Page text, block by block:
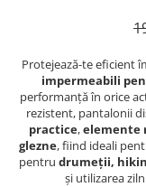
USB
Uscatoare de par
Voucher cadou
Wireless
Protejează-te eficient
impermeabili
performanță în orice
rezistent, pantalonii
practice,elemente
glezne, fiind ideali
pentru drumeții,
și utilizarea